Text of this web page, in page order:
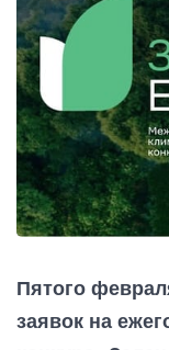
Пятого
заявок на